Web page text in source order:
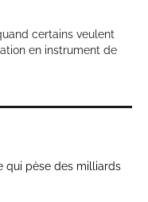
certains veulent
en instrument de
qui pèse des milliards